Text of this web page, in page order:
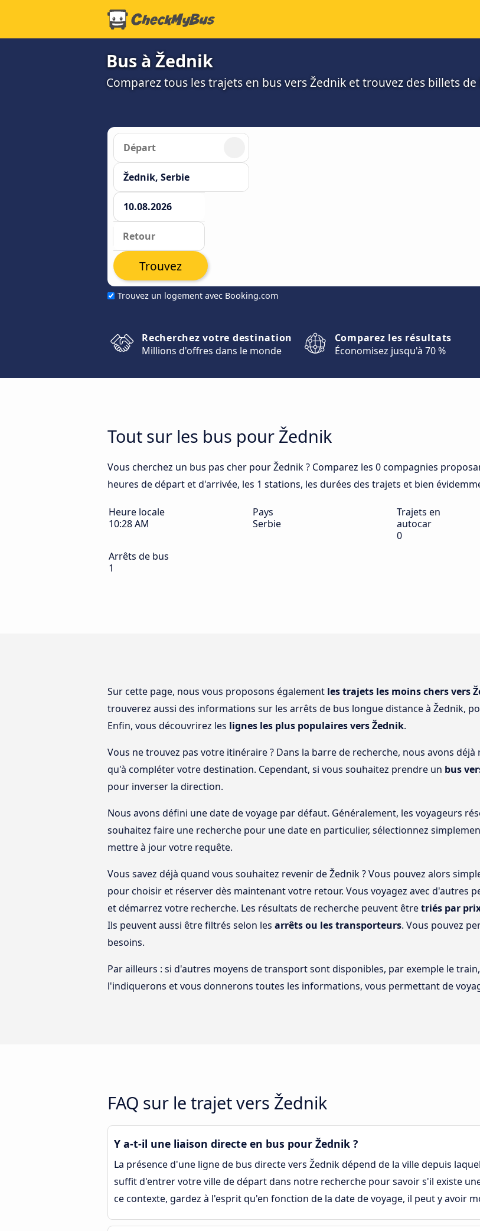
Bus à Žednik
Comparez tous les trajets en bus vers Žednik et trouvez des billets
Trouvez un logement avec Booking.com
Trouvez
Recherchez votre destination
Millions d'offres dans le monde
Comparez les résultats
Économisez jusqu'à 70 %
Tout sur les bus pour Žednik
Vous cherchez un bus pas cher pour Žednik ? Comparez les 0 compagnies
heures de départ et d'arrivée, les 1 stations, les durées des trajets et bien
Heure locale
10:28 AM
Pays
Serbie
Trajets en
autocar
0
Arrêts de bus
1
Sur cette page, nous vous proposons également les trajets les moins chers vers
trouverez aussi des informations sur les arrêts de bus longue distance à Žednik,
Enfin, vous découvrirez les lignes les plus populaires vers Žednik.
Vous ne trouvez pas votre itinéraire ? Dans la barre de recherche, nous avons
qu'à compléter votre destination. Cependant, si vous souhaitez prendre un bus
pour inverser la direction.
Nous avons défini une date de voyage par défaut. Généralement, les voyageurs
souhaitez faire une recherche pour une date en particulier, sélectionnez
mettre à jour votre requête.
Vous savez déjà quand vous souhaitez revenir de Žednik ? Vous pouvez alors
pour choisir et réserver dès maintenant votre retour. Vous voyagez avec d'autres
et démarrez votre recherche. Les résultats de recherche peuvent êtretriés par
Ils peuvent aussi être filtrés selon les arrêts ou les transporteurs. Vous pouvez
besoins.
Par ailleurs : si d'autres moyens de transport sont disponibles, par exemple le
l'indiquerons et vous donnerons toutes les informations, vous permettant de
FAQ sur le trajet vers Žednik
Y a-t-il une liaison directe en bus pour Žednik ?
La présence d'une ligne de bus directe vers Žednik dépend de la ville depuis
suffit d'entrer votre ville de départ dans notre recherche pour savoir s'il existe
ce contexte, gardez à l'esprit qu'en fonction de la date de voyage, il peut y avoir